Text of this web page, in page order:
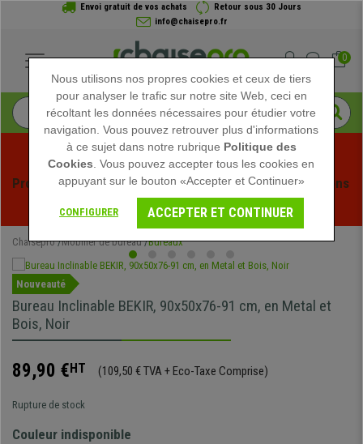
Envoi gratuit de vos achats
Retour sous 30 Jours
info@chaisepro.fr
0
Profitez des soldes d'été chez Chaisepro ! Des réductions
exclusives pour une durée limitée - Voir l'offre
Chaisepro Mobilier de bureau Bureaux
Nouveauté
Bureau Inclinable BEKIR, 90x50x76-91 cm, en Metal et
Bois, Noir
89,90 €HT (109,50 € TVA + Eco-Taxe Comprise)
Rupture de stock
Couleur indisponible
Nous utilisons nos propres cookies et ceux de tiers
pour analyser le trafic sur notre site Web, ceci en
récoltant les données nécessaires pour étudier votre
navigation. Vous pouvez retrouver plus d'informations
à ce sujet dans notre rubrique Politique des
Cookies . Vous pouvez accepter tous les cookies en
appuyant sur le bouton «Accepter et Continuer»
CONFIGURER ACCEPTER ET CONTINUER